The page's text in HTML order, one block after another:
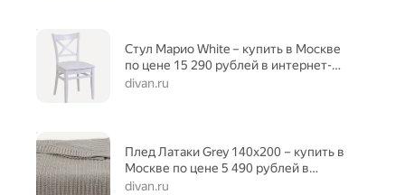
Стул Марио White – купить в Москве
по цене 15 290 рублей в интернет-
магазине
divan.ru
Плед Латаки Grey 140x200 – купить в
Москве по цене 5 490 рублей в
интернет-магазине
divan.ru